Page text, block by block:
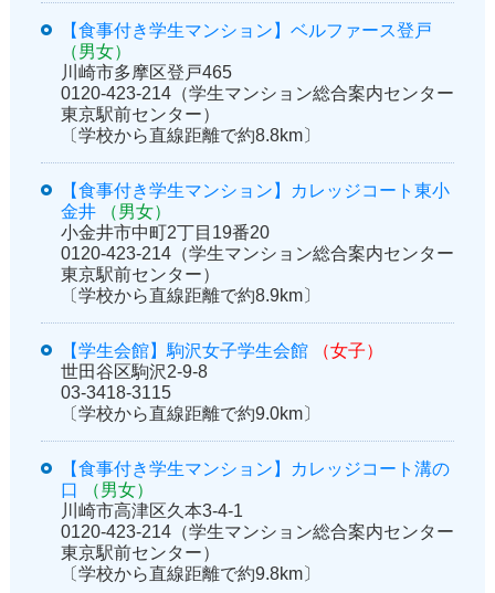
【食事付き学生マンション】ベルファース登戸
（男女）
川崎市多摩区登戸465
0120-423-214（学生マンション総合案内センター
東京駅前センター）
〔学校から直線距離で約8.8km〕
【食事付き学生マンション】カレッジコート東小
金井
（男女）
小金井市中町2丁目19番20
0120-423-214（学生マンション総合案内センター
東京駅前センター）
〔学校から直線距離で約8.9km〕
【学生会館】駒沢女子学生会館
（女子）
世田谷区駒沢2-9-8
03-3418-3115
〔学校から直線距離で約9.0km〕
【食事付き学生マンション】カレッジコート溝の
口
（男女）
川崎市高津区久本3-4-1
0120-423-214（学生マンション総合案内センター
東京駅前センター）
〔学校から直線距離で約9.8km〕